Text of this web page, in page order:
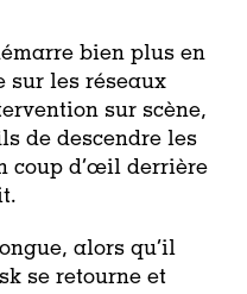
bien plus en
sur les réseaux
sur scène,
de descendre les
coup d’œil derrière
alors qu’il
se retourne et